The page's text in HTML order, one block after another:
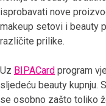
isprobavati nove
makeup setovi i beauty
različite prilike.
Uz BIPACard program
sljedeću beauty kupnju.
se osobno zašto toliko